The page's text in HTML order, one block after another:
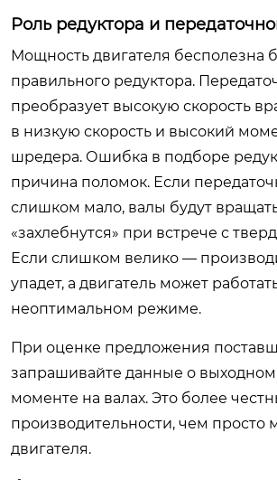
Роль редуктора и
Мощность двигателя бесполезна
правильного редуктора.
преобразует высокую скорость
в низкую скорость и высокий
шредера. Ошибка в подборе
причина поломок. Если
слишком мало, валы будут
«захлебнутся» при встрече с
Если слишком велико —
упадет, а двигатель может
неоптимальном режиме.
При оценке предложения
запрашивайте данные о
моменте на валах. Это более
производительности, чем просто
двигателя.